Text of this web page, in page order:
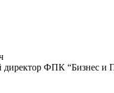
директор ФПК “Бизнес и